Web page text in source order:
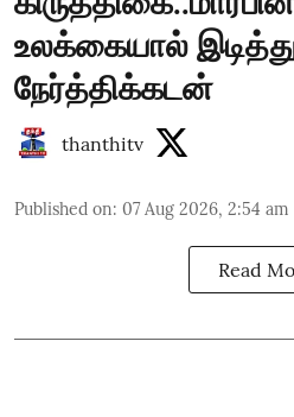
உலக்கையால்
நேர்த்திக்கடன்
thanthitv
Published on: 07 Aug 2026, 2:54 am
Read